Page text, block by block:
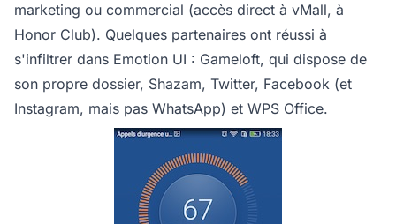
marketing ou commercial (accès direct à vMall, à
Honor Club). Quelques partenaires ont réussi à
s'infiltrer dans Emotion UI : Gameloft, qui dispose de
son propre dossier, Shazam, Twitter, Facebook (et
Instagram, mais pas WhatsApp) et WPS Office.